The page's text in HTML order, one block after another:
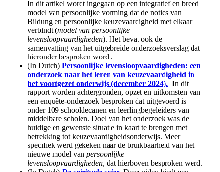
In dit artikel wordt ingegaan op een integratief en breed
model van persoonlijke vorming dat de noties van
Bildung en persoonlijke keuzevaardigheid met elkaar
verbindt (model van persoonlijke
levensloopvaardigheden). Het bevat ook de
samenvatting van het uitgebreide onderzoeksverslag dat
hieronder besproken wordt.
(In Dutch) Persoonlijke levensloopvaardigheden: een
onderzoek naar het leren van keuzevaardigheid in
het voortgezet onderwijs (december 2024). In dit
rapport worden achtergronden, opzet en uitkomsten van
een enquête-onderzoek besproken dat uitgevoerd is
onder 109 schooldecanen en leerlingbegeleiders van
middelbare scholen. Doel van het onderzoek was de
huidige en gewenste situatie in kaart te brengen met
betrekking tot keuzevaardigheidsonderwijs. Meer
specifiek werd gekeken naar de bruikbaarheid van het
nieuwe model van persoonlijke
levensloopvaardigheden, dat hierboven besproken werd.